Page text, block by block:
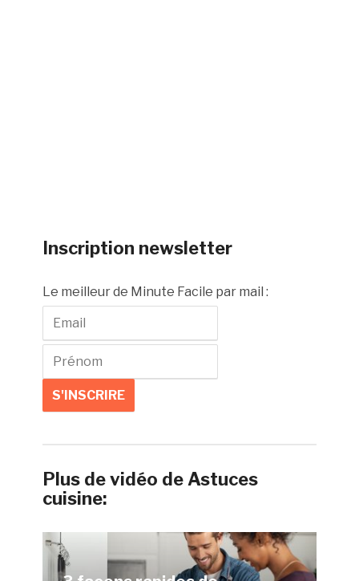
Inscription newsletter
Le meilleur de Minute Facile par mail :
Plus de vidéo de Astuces
cuisine: